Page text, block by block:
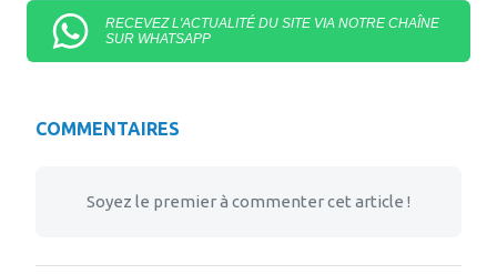
RECEVEZ L'ACTUALITÉ DU SITE VIA NOTRE CHAÎNE
SUR WHATSAPP
COMMENTAIRES
Soyez le premier à commenter cet article !